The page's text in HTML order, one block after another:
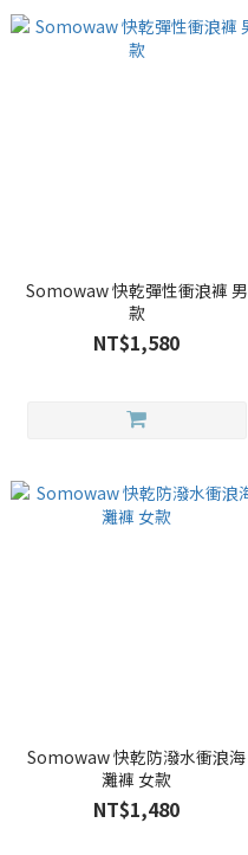
Somowaw 快乾彈性衝浪褲 男
款
NT$1,580
Somowaw 快乾防潑水衝浪海
灘褲 女款
NT$1,480